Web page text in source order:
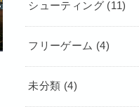
シューティング (11)
フリーゲーム (4)
未分類 (4)